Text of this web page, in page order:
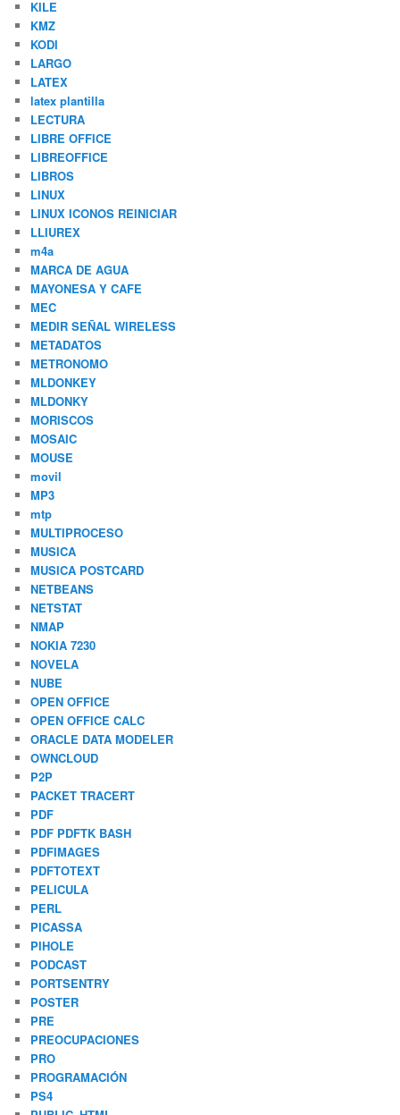
KILE
KMZ
KODI
LARGO
LATEX
latex plantilla
LECTURA
LIBRE OFFICE
LIBREOFFICE
LIBROS
LINUX
LINUX ICONOS REINICIAR
LLIUREX
m4a
MARCA DE AGUA
MAYONESA Y CAFE
MEC
MEDIR SEÑAL WIRELESS
METADATOS
METRONOMO
MLDONKEY
MLDONKY
MORISCOS
MOSAIC
MOUSE
movil
MP3
mtp
MULTIPROCESO
MUSICA
MUSICA POSTCARD
NETBEANS
NETSTAT
NMAP
NOKIA 7230
NOVELA
NUBE
OPEN OFFICE
OPEN OFFICE CALC
ORACLE DATA MODELER
OWNCLOUD
P2P
PACKET TRACERT
PDF
PDF PDFTK BASH
PDFIMAGES
PDFTOTEXT
PELICULA
PERL
PICASSA
PIHOLE
PODCAST
PORTSENTRY
POSTER
PRE
PREOCUPACIONES
PRO
PROGRAMACIÓN
PS4